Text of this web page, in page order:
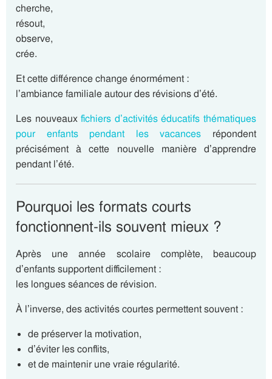
cherche,
résout,
observe,
crée.
Et cette différence change énormément :
l’ambiance familiale autour des révisions d’été.
Les nouveauxfichiers d’activités éducatifs thématiques
pour enfants pendant les vacances répondent
précisément à cette nouvelle manière d’apprendre
pendant l’été.
Pourquoi les formats courts
fonctionnent-ils souvent mieux ?
Après une année scolaire complète, beaucoup
d’enfants supportent difficilement :
les longues séances de révision.
À l’inverse, des activités courtes permettent souvent :
de préserver la motivation,
d’éviter les conflits,
et de maintenir une vraie régularité.